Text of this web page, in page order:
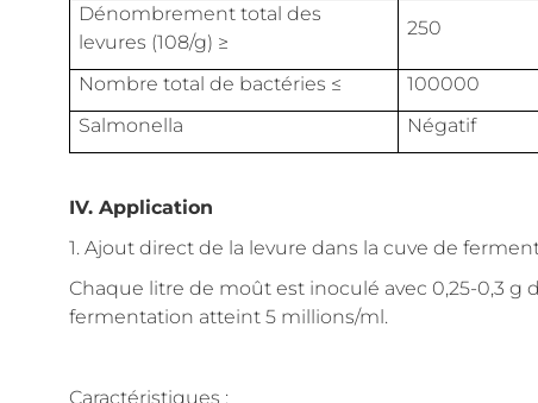
Dénombrement total des
levures (108/g) ≥
250
Nombre total de bactéries ≤
100000
Salmonella
Négatif
IV. Application
1. Ajout direct de la levure dans la cuve de
Chaque litre de moût est inoculé avec 0,25-0,3
fermentation atteint 5 millions/ml.
Caractéristiques :